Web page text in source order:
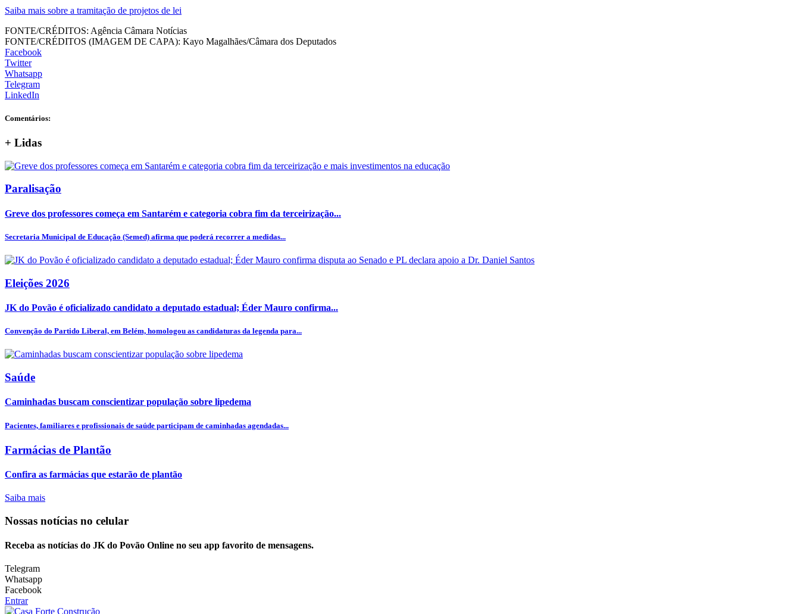
Saiba mais sobre a tramitação de projetos de lei
FONTE/CRÉDITOS: Agência Câmara Notícias
FONTE/CRÉDITOS (IMAGEM DE CAPA): Kayo Magalhães/Câmara dos Deputados
Facebook
Twitter
Whatsapp
Telegram
LinkedIn
Comentários:
+ Lidas
Paralisação
Greve dos professores começa em Santarém e categoria cobra fim da terceirização...
Secretaria Municipal de Educação (Semed) afirma que poderá recorrer a medidas...
Eleições 2026
JK do Povão é oficializado candidato a deputado estadual; Éder Mauro confirma...
Convenção do Partido Liberal, em Belém, homologou as candidaturas da legenda para...
Saúde
Caminhadas buscam conscientizar população sobre lipedema
Pacientes, familiares e profissionais de saúde participam de caminhadas agendadas...
Farmácias de Plantão
Confira as farmácias que estarão de plantão
Saiba mais
Nossas notícias no celular
Receba as notícias do JK do Povão Online no seu app favorito de mensagens.
Telegram
Whatsapp
Facebook
Entrar